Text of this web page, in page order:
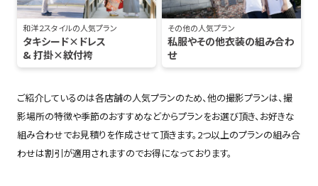
和洋２スタイルの人気プラン
タキシード×ドレス
& 打掛×紋付袴
その他の人気プラン
私服やその他衣装の組み合わ
せ
ご紹介しているのは各店舗の人気プランのため、他の撮影プランは、撮
影場所の特徴や季節のおすすめなどからプランをお選び頂き、お好きな
組み合わせでお見積りを作成させて頂きます。2つ以上のプランの組み合
わせは割引が適用されますのでお得になっております。